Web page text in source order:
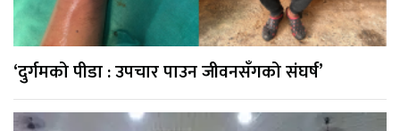
‘दुर्गमको पीडा : उपचार पाउन जीवनसँगको संघर्ष’